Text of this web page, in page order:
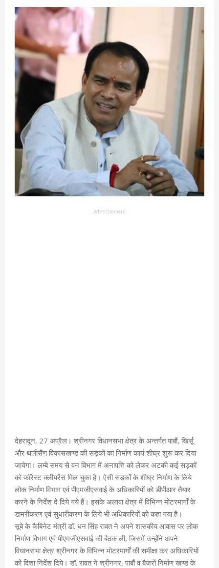
Advertisement
देहरादून, 27 अप्रैल। श्रीनगर विधानसभा क्षेत्र के अन्तर्गत पाबौं, खिर्सू
और थलीसैंण विकासखण्ड की सड़कों का निर्माण कार्य शीघ्र शुरू कर दिया
जायेगा। लम्बे समय से वन विभाग में अनापत्ति को लेकर अटकी कई सड़कों
को फॉरेस्ट क्लीयरेंस मिल चुका है। ऐसी सड़कों के शीघ्र निर्माण के लिये
लोक निर्माण विभाग एवं पीएमजीएसवाई के अधिकारियों को डीपीआर तैयार
करने के निर्देश दे दिये गये हैं। इसके अलावा क्षेत्र में विभिन्न मोटरमार्गों के
डामरीकरण एवं सुधारीकरण के लिये भी अधिकारियों को कहा गया है।
सूबे के कैबिनेट मंत्री डॉ. धन सिंह रावत ने अपने शासकीय आवास पर लोक
निर्माण विभाग एवं पीएमजीएसवाई की बैठक ली, जिसमें उन्होंने अपने
विधानसभा क्षेत्र श्रीनगर के विभिन्न मोटरमार्गों की समीक्षा कर अधिकारियों
को दिशा निर्देश दिये। डॉ. रावत ने श्रीनगर, पाबौं व बैजरों निर्माण खण्ड के